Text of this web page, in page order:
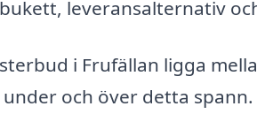
leveransalternativ
i Frufällan ligga
och över detta